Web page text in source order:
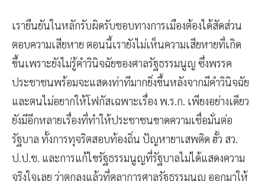
เรายืนยันในหลักรับผิดรับชอบทางการเมืองต้องได้สัดส่วน
ตอบความเสียหาย ตอนนี้เรายังไม่เห็นความเสียหายที่เกิด
ขึ้นเพราะยังไม่รู้คำวินิจฉัยของศาลรัฐธรรมนูญ ซึ่งพรรค
ประชาชนพร้อมจะแสดงท่าทีมากยิ่งขึ้นหลังจากมีคำวินิจฉัย
และตนไม่อยากให้โฟกัสเฉพาะเรื่อง พ.ร.ก. เพียงอย่างเดียว
ยังมีอีกหลายเรื่องที่ทำให้ประชาชนขาดความเชื่อมั่นต่อ
รัฐบาล ทั้งการทุจริตสอบท้องถิ่น ปัญหายาเสพติด ฮั้ว สว.
ป.ป.ช. และการแก้ไขรัฐธรรมนูญที่รัฐบาลไม่ได้แสดงความ
จริงใจเลย ว่าตกลงแล้วที่ตุลาการศาลรัฐธรรมนูญ ออกมาให้